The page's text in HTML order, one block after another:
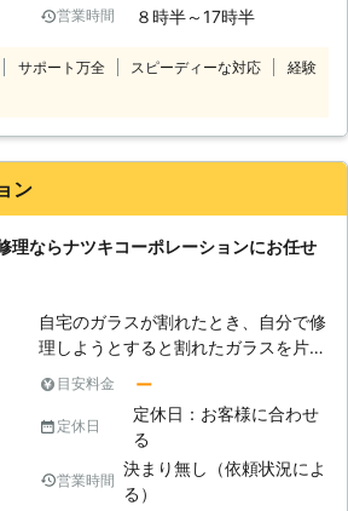
しの源、をモットーにコツコツと実績
点に生活の快適さを追求するプロとし
かし納得いただけることをお約束しま
営業時間 ８時半～17時半
サポート万全 スピーディーな対応
経験
ン
理ならナツキコーポレーションにお任せ
自宅のガラスが割れたとき、自分で修
理しようとすると割れたガラスを片付
けたり、新しいガラスを購入したりと
手間がかかるし、割れたガラスで怪我
をする危険もあります。しかし、その
まま放置すると虫が入ってきたり泥棒
被害の危険が高まるし、早急な対応が
必要です。 こんなときはガラス修
目安料金 ー
定休日
定休日：お客様に合わせ
る
営業時間
決まり無し（依頼状況によ
る）